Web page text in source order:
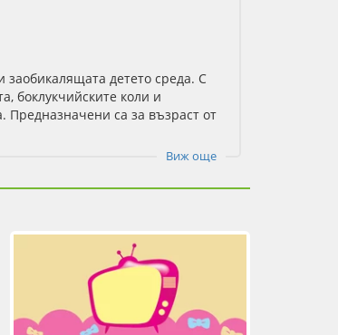
детето среда. С
боклукчийските коли и
Предназначени са за възраст от
Виж още